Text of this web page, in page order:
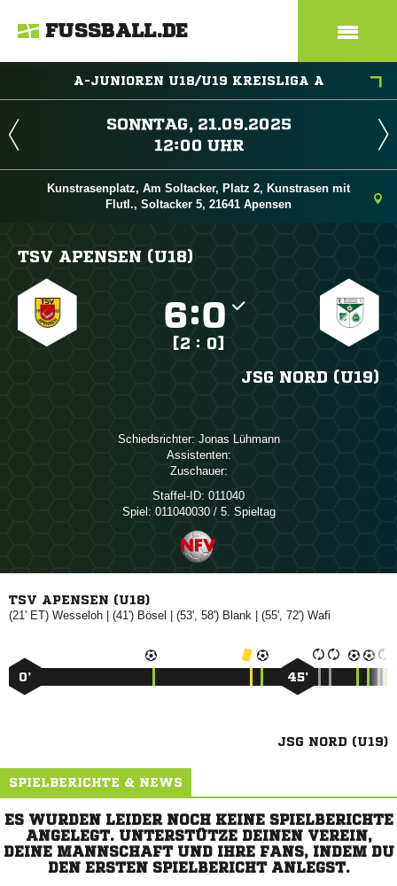
FUSSBALL.DE
A-JUNIOREN U18/U19 KREISLIGA A
 
 
Kunstrasenplatz, Am Soltacker, Platz 2, Kunstrasen mit
Flutl., Soltacker 5, 21641 Apensen
TSV APENSEN (U18)
:
[2 : 0]
JSG NORD (U19)
Schiedsrichter:  
Assistenten:
Zuschauer:
Staffel-ID: 011040
Spiel: 011040030 / 5. Spieltag
TSV APENSEN (U18)
(21' ET)  | (41')  | (53', 58')  | (55', 72') 
0’ 45’
JSG NORD (U19)
SPIELBERICHTE & NEWS
ES WURDEN LEIDER NOCH KEINE SPIELBERICHTE
ANGELEGT. UNTERSTÜTZE DEINEN VEREIN,
DEINE MANNSCHAFT UND IHRE FANS, INDEM DU
DEN ERSTEN SPIELBERICHT ANLEGST.